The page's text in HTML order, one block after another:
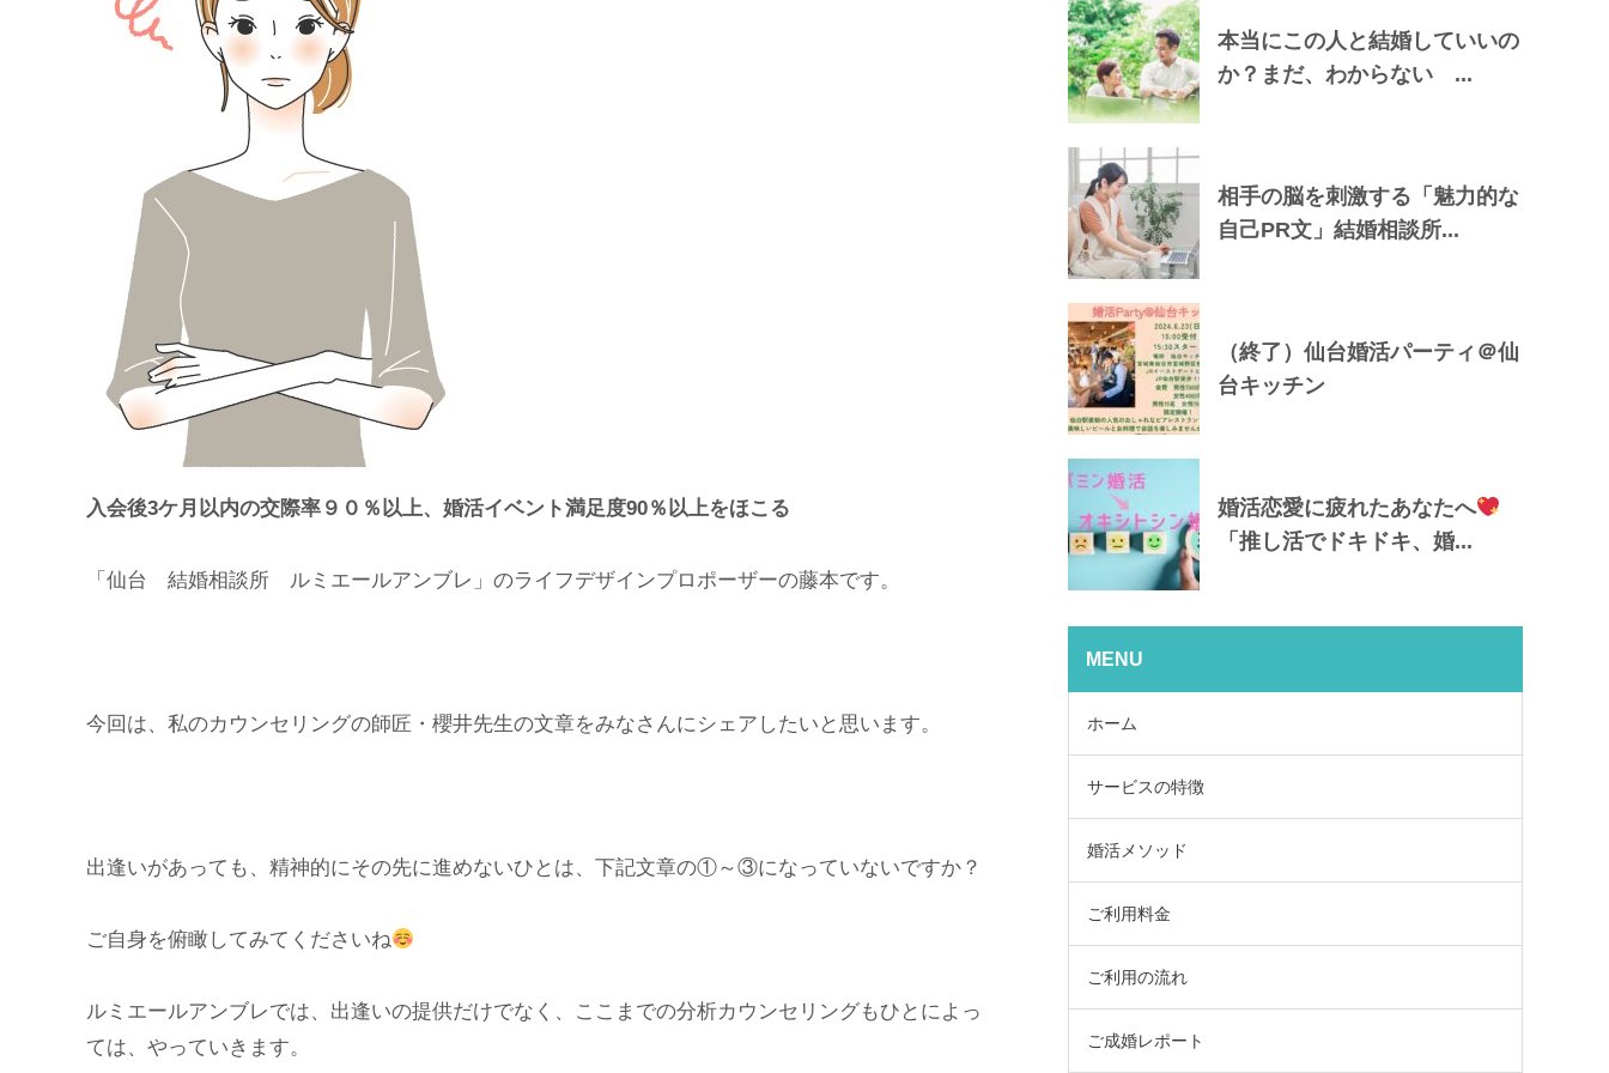
入会後3ケ月以内の交際率９０％以上、婚活イベント満足度90％以上をほこる
「仙台 結婚相談所 ルミエールアンブレ」のライフデザインプロポーザーの藤本です。
今回は、私のカウンセリングの師匠・櫻井先生の文章をみなさんにシェアしたいと思います。
出逢いがあっても、精神的にその先に進めないひとは、下記文章の①～③になっていないですか？
ご自身を俯瞰してみてくださいね
ルミエールアンブレでは、出逢いの提供だけでなく、ここまでの分析カウンセリングもひとによっ
ては、やっていきます。
本当にこの人と結婚していいの
か？まだ、わからない ...
相手の脳を刺激する「魅力的な
自己PR文」結婚相談所...
（終了）仙台婚活パーティ＠仙
台キッチン
婚活恋愛に疲れたあなたへ
「推し活でドキドキ、婚...
MENU
ホーム
サービスの特徴
婚活メソッド
ご利用料金
ご利用の流れ
ご成婚レポート